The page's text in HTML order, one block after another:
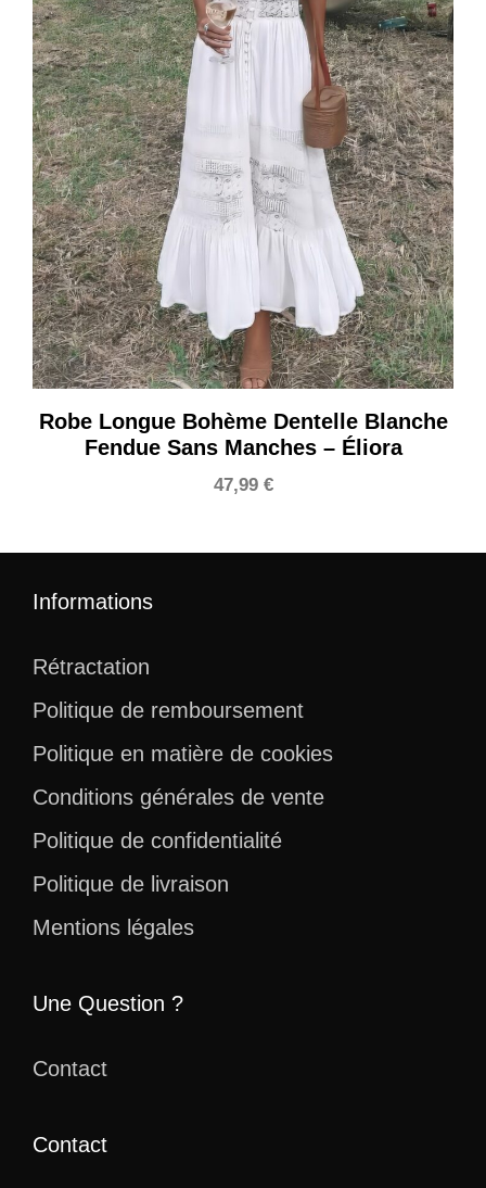
Robe Longue Bohème Dentelle Blanche
Fendue Sans Manches – Éliora
47,99 €
Informations
Rétractation
Politique de remboursement
Politique en matière de cookies
Conditions générales de vente
Politique de confidentialité
Politique de livraison
Mentions légales
Une Question ?
Contact
Contact